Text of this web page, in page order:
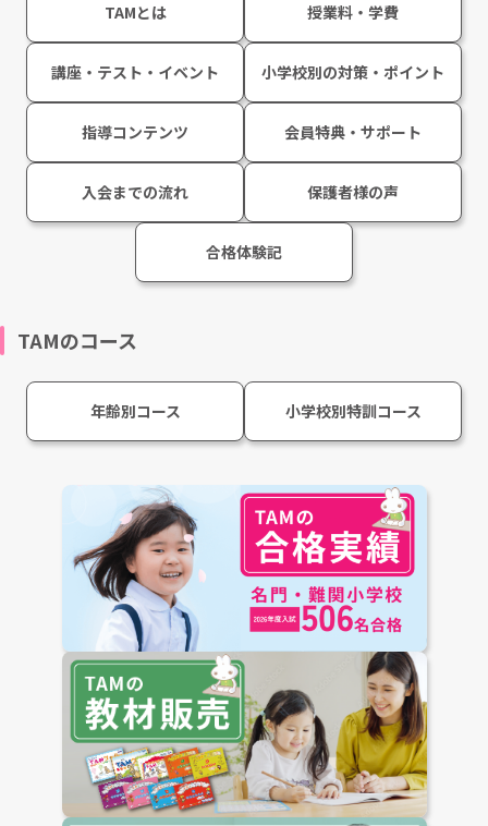
TAMとは 授業料・学費
講座・テスト・イベント 小学校別の対策・ポイント
指導コンテンツ 会員特典・サポート
入会までの流れ 保護者様の声
合格体験記
TAMのコース
年齢別コース 小学校別特訓コース